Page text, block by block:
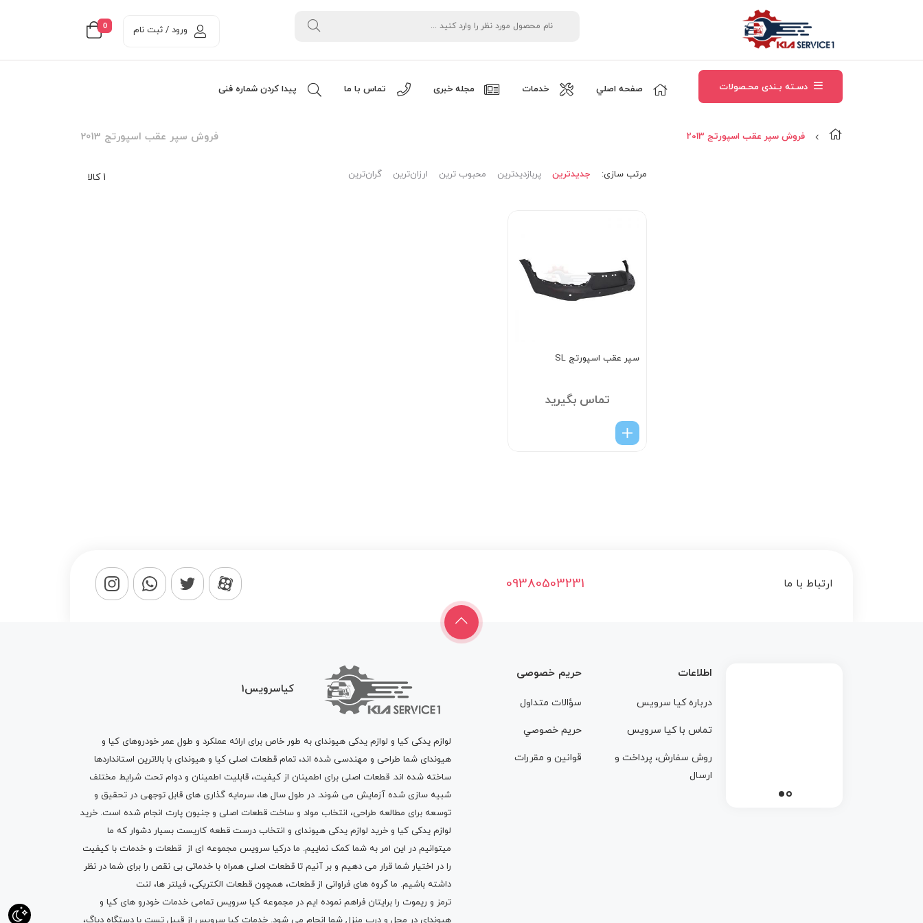
0 ورود / ثبت نام
دسـته بـندی محـصولات صفحه اصلي خدمات مجله خبری تماس با ما پیدا کردن شماره فنی
فروش سپر عقب اسپورتج 2013 فروش سپر عقب اسپورتج 2013
1 کالا مرتب‌ سازی: جدیدترین پربازدیدترین محبوب ترین ارزان‌ترین گران‌ترین
سپر عقب اسپورتج SL
تماس بگیرید
ارتباط با ما 09380503231
اطلاعات
درباره کيا سرويس
تماس با کيا سرويس
روش سفارش، پرداخت و
ارسال
حریم خصوصی
سؤالات متداول
حريم خصوصي
قوانين و مقررات
کیاسرویس1
لوازم یدکی کیا و لوازم یدکی هیوندای به طور خاص برای ارائه عملکرد و طول عمر خودروهای کیا و
هیوندای شما طراحی و مهندسی شده اند، تمام قطعات اصلی کیا و هیوندای با بالاترین استانداردها
ساخته شده اند. قطعات اصلی برای اطمینان از کیفیت، قابلیت اطمینان و دوام تحت شرایط مختلف
شبیه سازی شده آزمایش می شوند. در طول سال ها، سرمایه گذاری های قابل توجهی در تحقیق و
توسعه برای مطالعه طراحی، انتخاب مواد و ساخت قطعات اصلی و جنیون پارت انجام شده است. خرید
لوازم یدکی کیا و خرید لوازم یدکی هیوندای و انتخاب درست قطعه کاریست بسیار دشوار که ما
میتوانیم در این امر به شما کمک نماییم. ما درکیا سرویس مجموعه ای از قطعات و خدمات با کیفیت
را در اختیار شما قرار می دهیم و بر آنیم تا قطعات اصلی همراه با خدماتی بی نقص را برای شما در نظر
داشته باشیم. ما گروه های فراوانی از قطعات، همچون قطعات الکتریکی، فیلتر ها، لنت
ترمز و ریموت را برایتان فراهم نموده ایم در مجموعه کیا سرویس تمامی خدمات خودرو های کیا و
هیوندای در محل و درب منزل شما انجام می شود. خدمات کیا سرویس از قبیل تست با دستگاه دیاگ،